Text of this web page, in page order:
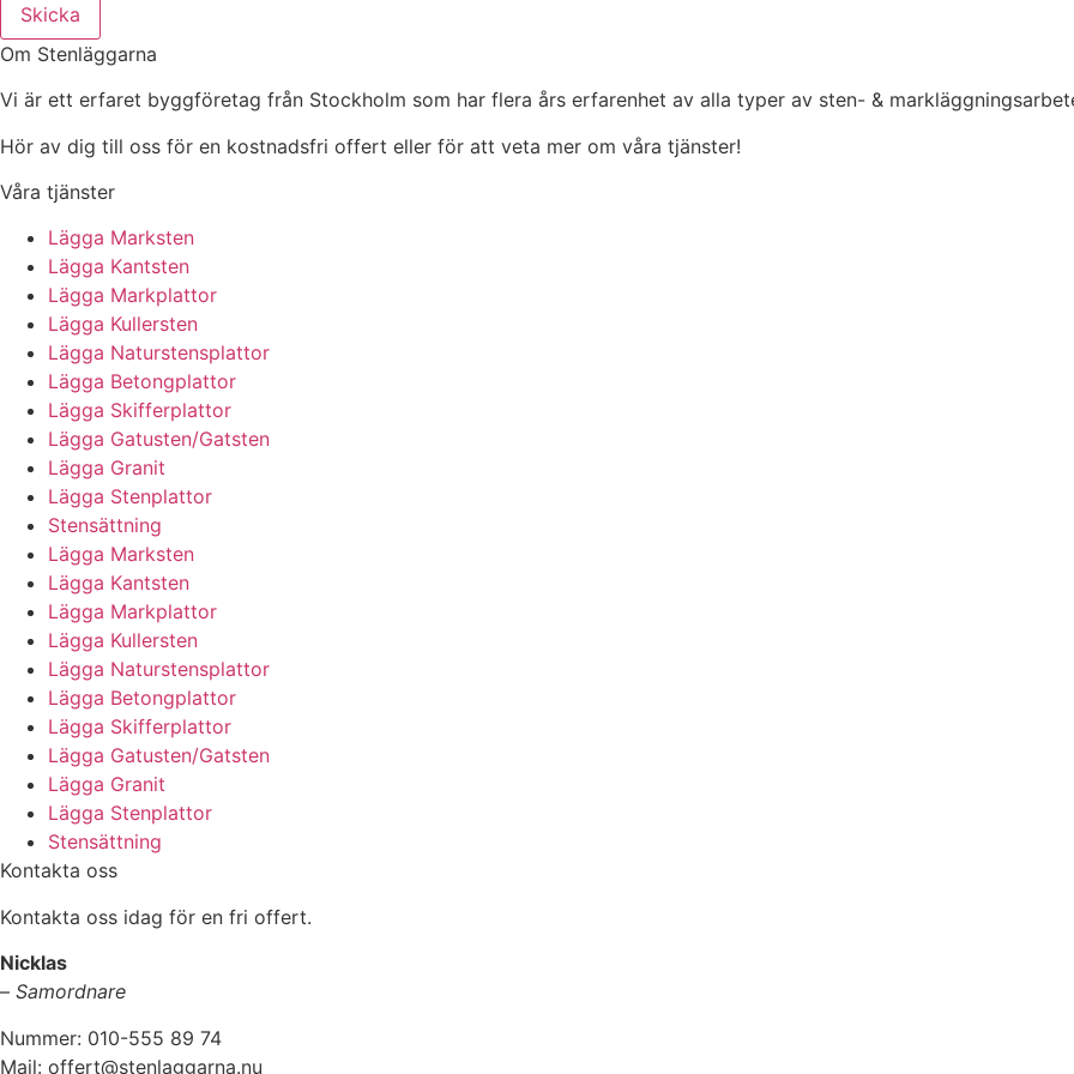
Skicka
Om Stenläggarna
Vi är ett erfaret byggföretag från Stockholm som har flera års erfarenhet av alla typer av sten- &
Hör av dig till oss för en kostnadsfri offert eller för att veta mer om våra tjänster!
Våra tjänster
Lägga Marksten
Lägga Kantsten
Lägga Markplattor
Lägga Kullersten
Lägga Naturstensplattor
Lägga Betongplattor
Lägga Skifferplattor
Lägga Gatusten/Gatsten
Lägga Granit
Lägga Stenplattor
Stensättning
Lägga Marksten
Lägga Kantsten
Lägga Markplattor
Lägga Kullersten
Lägga Naturstensplattor
Lägga Betongplattor
Lägga Skifferplattor
Lägga Gatusten/Gatsten
Lägga Granit
Lägga Stenplattor
Stensättning
Kontakta oss
Kontakta oss idag för en fri offert.
Nicklas
– Samordnare
Nummer: 010-555 89 74
Mail: offert@stenlaggarna.nu